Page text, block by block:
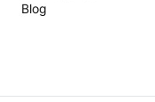
Blog